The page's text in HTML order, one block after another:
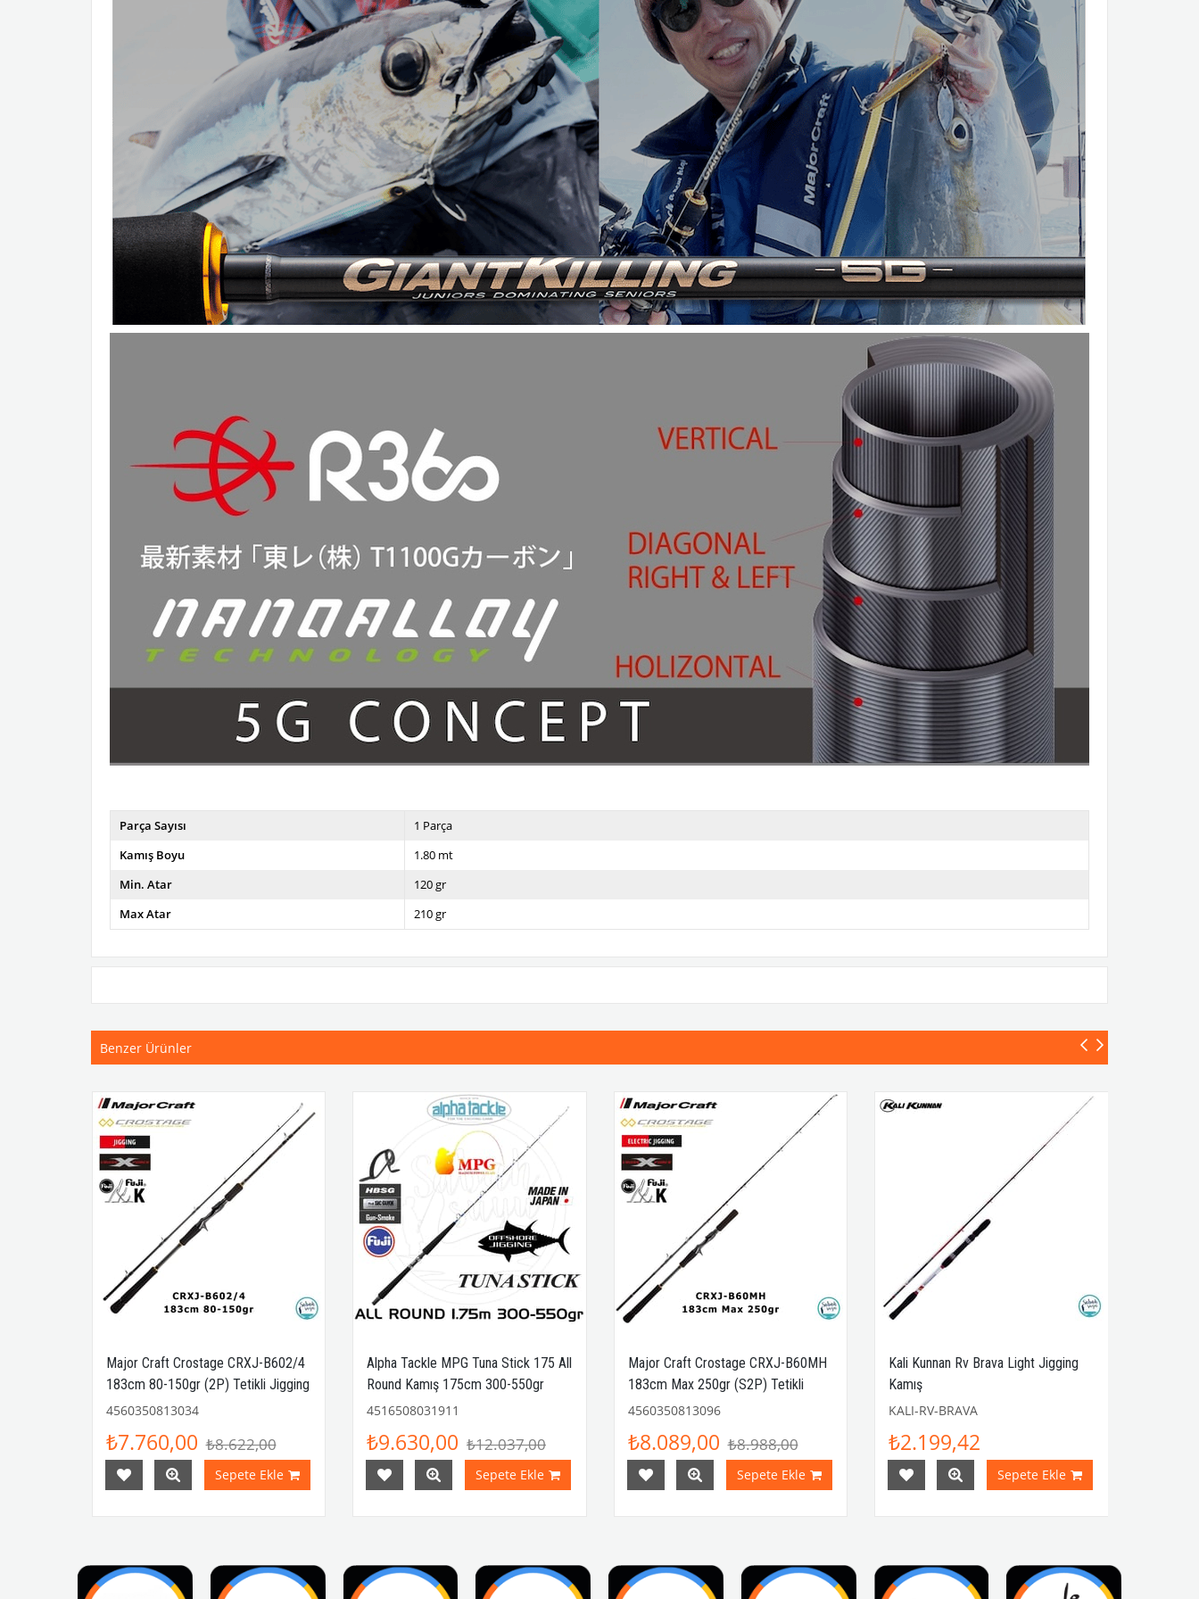
Parça Sayısı
1 Parça
Kamış Boyu
1.80 mt
Min. Atar
120 gr
Max Atar
210 gr
Benzer Ürünler
Major Craft Crostage CRXJ-B602/4
183cm 80-150gr (2P) Tetikli Jigging
Kamış
4560350813034
₺7.760,00 ₺8.622,00
Sepete Ekle
Alpha Tackle MPG Tuna Stick 175 All
Round Kamış 175cm 300-550gr
4516508031911
₺9.630,00 ₺12.037,00
Sepete Ekle
Major Craft Crostage CRXJ-B60MH
183cm Max 250gr (S2P) Tetikli
Jigging Kamış
4560350813096
₺8.089,00 ₺8.988,00
Sepete Ekle
Kali Kunnan Rv Brava Light Jigging
Kamış
KALI-RV-BRAVA
₺2.199,42
Sepete Ekle